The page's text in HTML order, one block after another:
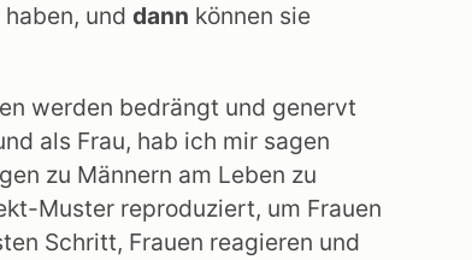
und dann können sie
werden bedrängt und genervt
als Frau, hab ich mir sagen
zu Männern am Leben zu
Muster reproduziert, um Frauen
Schritt, Frauen reagieren und